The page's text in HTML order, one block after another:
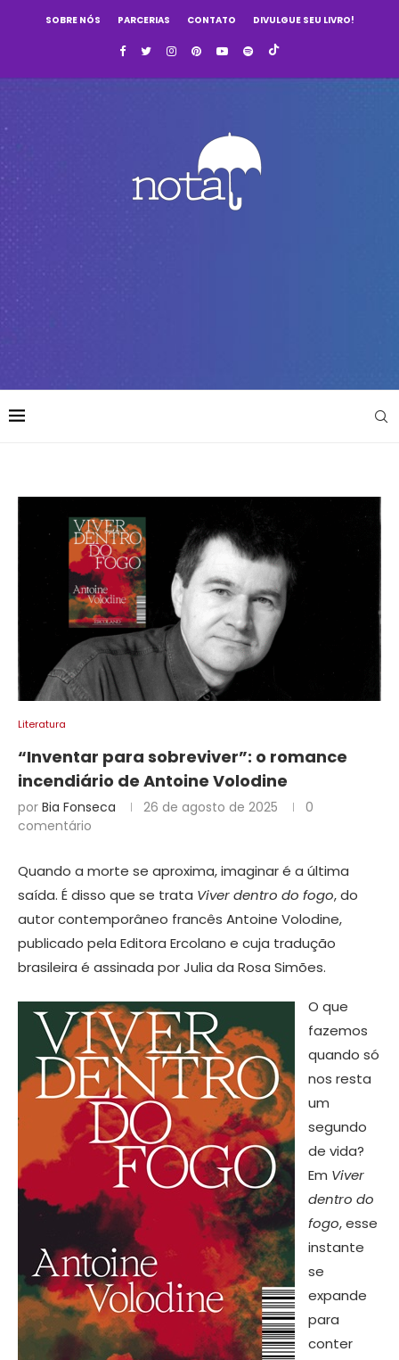
SOBRE NÓS PARCERIAS CONTATO DIVULGUE SEU LIVRO!
Literatura
“Inventar para sobreviver”: o romance
incendiário de Antoine Volodine
por Bia Fonseca 26 de agosto de 2025
0
comentário
Quando a morte se aproxima, imaginar é a última
saída. É disso que se trata Viver dentro do fogo, do
autor contemporâneo francês Antoine Volodine,
publicado pela Editora Ercolano e cuja tradução
brasileira é assinada por Julia da Rosa Simões.
O que
fazemos
quando só
nos resta
um
segundo
de vida?
Em Viver
dentro do
fogo, esse
instante
se
expande
para
conter